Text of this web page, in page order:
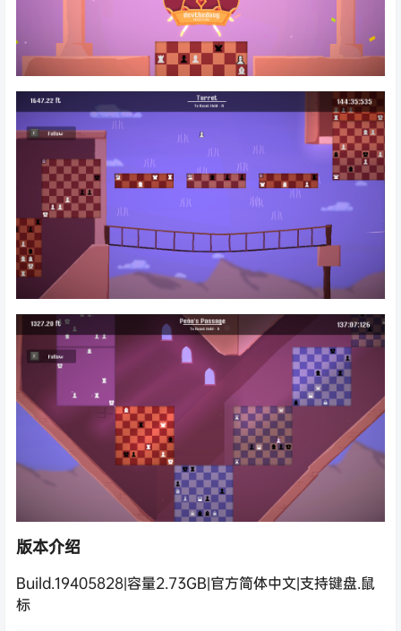
版本介绍
Build.19405828|容量2.73GB|官方简体中文|支持键盘.鼠
标